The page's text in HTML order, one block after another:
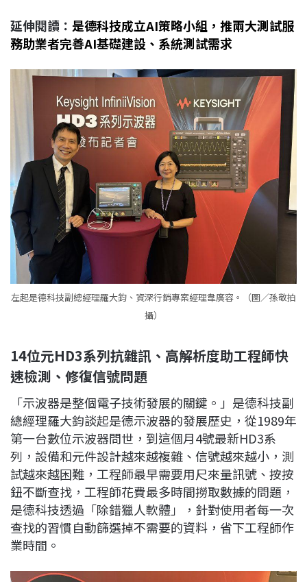
延伸閱讀： 是德科技成立AI策略小組，推兩大測試服
務助業者完善AI基礎建設、系統測試需求
左起是德科技副總經理羅大鈞、資深行銷專案經理韋廣容。（圖／孫敬拍
攝）
14位元HD3系列抗雜訊、高解析度助工程師快
速檢測、修復信號問題
「示波器是整個電子技術發展的關鍵。」是德科技副
總經理羅大鈞談起是德示波器的發展歷史，從1989年
第一台數位示波器問世，到這個月4號最新HD3系
列，設備和元件設計越來越複雜、信號越來越小，測
試越來越困難，工程師最早需要用尺來量訊號、按按
鈕不斷查找，工程師花費最多時間撈取數據的問題，
是德科技透過「除錯獵人軟體」，針對使用者每一次
查找的習慣自動篩選掉不需要的資料，省下工程師作
業時間。